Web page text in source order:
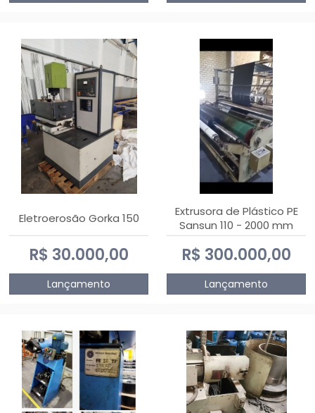
Eletroerosão Gorka 150
R$ 30.000,00
Lançamento
Extrusora de Plástico PE
Sansun 110 - 2000 mm
R$ 300.000,00
Lançamento